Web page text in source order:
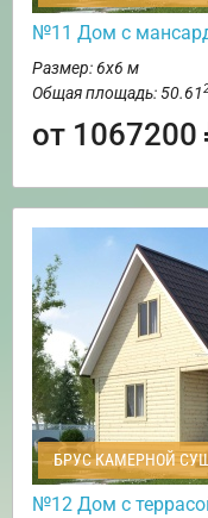
№11 Дом с
Размер: 6х6 м
Общая площадь: 50.61
от 1067200
БРУС КАМЕРНОЙ
№12 Дом с